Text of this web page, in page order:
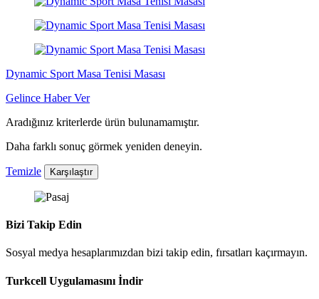
Dynamic Sport Masa Tenisi Masası
Gelince Haber Ver
Aradığınız kriterlerde ürün bulunamamıştır.
Daha farklı sonuç görmek yeniden deneyin.
Temizle Karşılaştır
Bizi Takip Edin
Sosyal medya hesaplarımızdan bizi takip edin, fırsatları kaçırmayın.
Turkcell Uygulamasını İndir